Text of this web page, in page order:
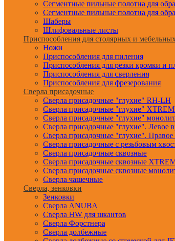
Сегментные пильные полотна для
Сегментные пильные полотна для
Шаберы
Шлифовальные листы
Приспособления для столярных и
Ножи
Приспособления для пиления
Приспособления для резки кромки и
Приспособления для сверления
Приспособления для фрезерования
Сверла присадочные
Сверла присадочные "глухие" RH-LH
Сверла присадочные "глухие"
Сверла присадочные "глухие"
Сверла присадочные "глухие". Левое
Сверла присадочные "глухие".
Сверла присадочные с резьбовым
Сверла присадочные сквозные
Сверла присадочные сквозные
Сверла присадочные сквозные
Сверла чашечные
Сверла, зенковки
Зенковки
Сверла ANUBA
Сверла HW для шкантов
Сверла Форстнера
Сверла долбежные